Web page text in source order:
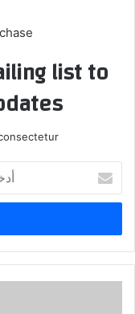
list to
بريدك
الإلكتروني